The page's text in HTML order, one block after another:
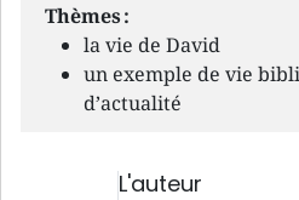
Thèmes :
la vie de David
un exemple de vie
d’actualité
L'auteur